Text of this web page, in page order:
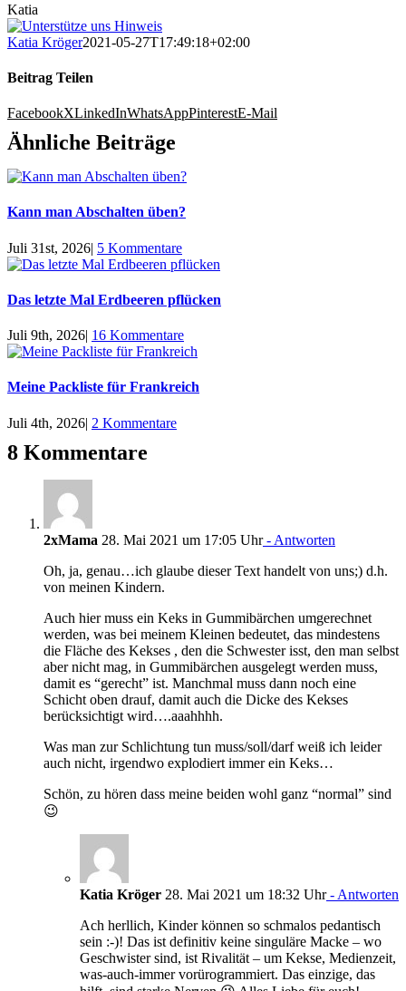
Katia
Katia Kröger2021-05-27T17:49:18+02:00
Beitrag Teilen
FacebookXLinkedInWhatsAppPinterestE-Mail
Ähnliche Beiträge
Kann man Abschalten üben?
Juli 31st, 2026| 5 Kommentare
Das letzte Mal Erdbeeren pflücken
Juli 9th, 2026| 16 Kommentare
Meine Packliste für Frankreich
Juli 4th, 2026| 2 Kommentare
8 Kommentare
2xMama 28. Mai 2021 um 17:05 Uhr- Antworten
Oh, ja, genau…ich glaube dieser Text handelt von uns;) d.h.
von meinen Kindern.
Auch hier muss ein Keks in Gummibärchen umgerechnet
werden, was bei meinem Kleinen bedeutet, das mindestens
die Fläche des Kekses , den die Schwester isst, den man selbst
aber nicht mag, in Gummibärchen ausgelegt werden muss,
damit es “gerecht” ist. Manchmal muss dann noch eine
Schicht oben drauf, damit auch die Dicke des Kekses
berücksichtigt wird….aaahhhh.
Was man zur Schlichtung tun muss/soll/darf weiß ich leider
auch nicht, irgendwo explodiert immer ein Keks…
Schön, zu hören dass meine beiden wohl ganz “normal” sind
😉
Katia Kröger 28. Mai 2021 um 18:32 Uhr- Antworten
Ach herllich, Kinder können so schmalos pedantisch
sein :-)! Das ist definitiv keine singuläre Macke – wo
Geschwister sind, ist Rivalität – um Kekse, Medienzeit,
was-auch-immer vorürogrammiert. Das einzige, das